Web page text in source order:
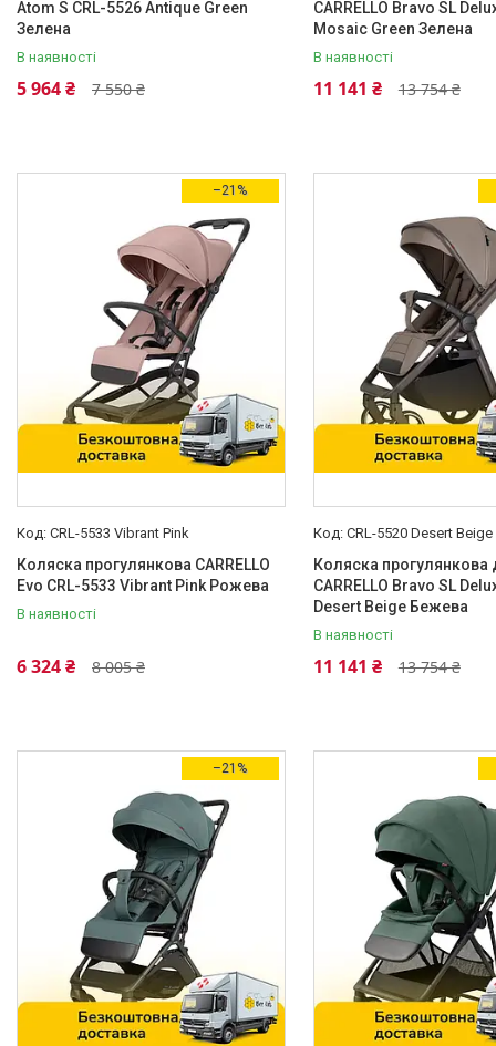
Механізм складання
Тип задніх коліс
314
Ширина передньої і задньої осі
Однакова 9
Різна 242
Комплектація коляски
18
Дощовик 48
Кошик для покупок
Поворотні передні колеса/колесо
300
20
Перекидна ручка
Немає 199
Ні 19
Тип ременів безпеки
Atom S CRL-5526 Antique Green
Зелена
В наявності
7 550 ₴
5 964 ₴
CARRELLO Bravo SL
Mosaic Green Зелена
В наявності
13 754 ₴
11 141 ₴
–21%
CRL-5533 Vibrant Pink
Коляска прогулянкова CARRELLO
Evo CRL-5533 Vibrant Pink Рожева
В наявності
8 005 ₴
6 324 ₴
CRL-5520 Desert Beige
Коляска прогулянкова
CARRELLO Bravo SL
Desert Beige Бежева
В наявності
13 754 ₴
11 141 ₴
–21%